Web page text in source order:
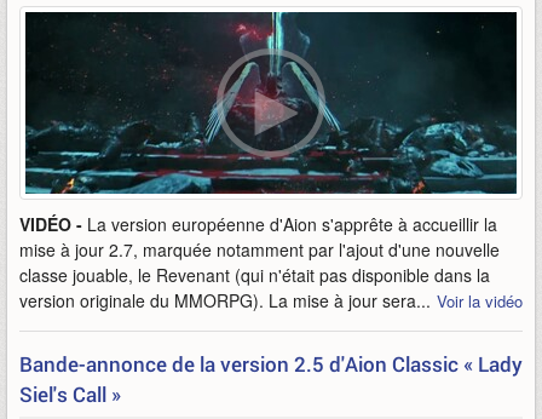
VIDÉO - La version européenne d'Aion s'apprête à accueillir la
mise à jour 2.7, marquée notamment par l'ajout d'une nouvelle
classe jouable, le Revenant (qui n'était pas disponible dans la
version originale du MMORPG). La mise à jour sera... Voir la vidéo
Bande-annonce de la version 2.5 d'Aion Classic « Lady
Siel's Call »